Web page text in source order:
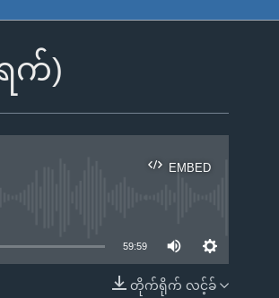
က်)
EMBED
59:59
တိုက်ရိုက် လင့်ခ်